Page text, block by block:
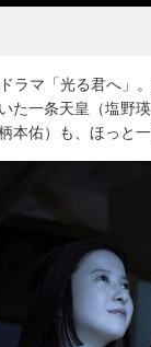
ラマ「光る君へ」
た一条天皇（塩野
本佑）も、ほっと